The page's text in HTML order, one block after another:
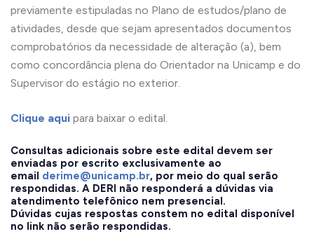
previamente estipuladas no Plano de estudos/plano de
atividades, desde que sejam apresentados documentos
comprobatórios da necessidade de alteração (a), bem
como concordância plena do Orientador na Unicamp e do
Supervisor do estágio no exterior.
Clique aqui para baixar o edital.
Consultas adicionais sobre este edital devem ser
enviadas por escrito exclusivamente ao
email derime@unicamp.br, por meio do qual serão
respondidas. A DERI não responderá a dúvidas via
atendimento telefônico nem presencial.
Dúvidas cujas respostas constem no edital disponível
no link não serão respondidas.